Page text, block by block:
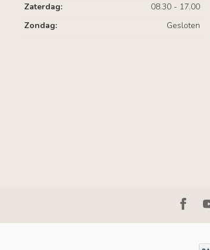
Zaterdag:
08.30 - 17.00
Zondag:
Gesloten